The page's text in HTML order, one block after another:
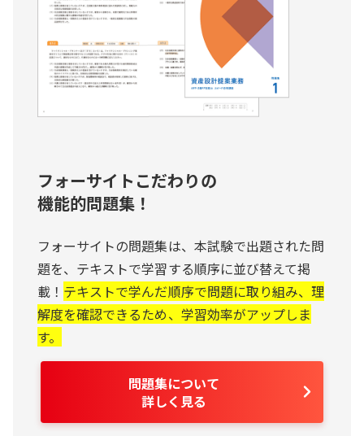
フォーサイトこだわりの
機能的問題集！
フォーサイトの問題集は、本試験で出題された問
題を、テキストで学習する順序に並び替えて掲
載！ テキストで学んだ順序で問題に取り組み、理
解度を確認できるため、学習効率がアップしま
す。
問題集について
詳しく見る